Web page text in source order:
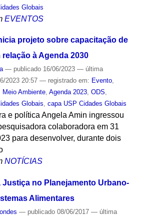
Globais
EVENTOS
projeto sobre capacitação de
à Agenda 2030
— publicado16/06/2023 — última
2023 20:57 — registrado em: Evento,
Meio Ambiente, Agenda 2023, ODS,
Globais, capa USP Cidades Globais
e política Angela Amin ingressou
colaboradora em 31
para desenvolver, durante dois
NOTÍCIAS
Justiça no Planejamento Urbano-
Alimentares
— publicado08/06/2017 — última